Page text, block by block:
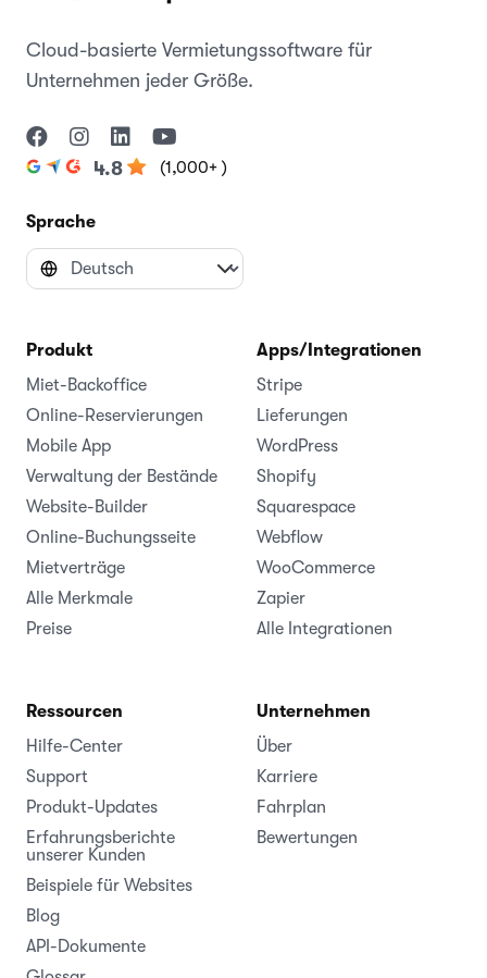
Cloud-basierte Vermietungssoftware für
Unternehmen jeder Größe.
4.8 (1,000+ )
Sprache
Produkt
Miet-Backoffice
Online-Reservierungen
Mobile App
Verwaltung der Bestände
Website-Builder
Online-Buchungsseite
Mietverträge
Alle Merkmale
Preise
Apps/Integrationen
Stripe
Lieferungen
WordPress
Shopify
Squarespace
Webflow
WooCommerce
Zapier
Alle Integrationen
Ressourcen
Hilfe-Center
Support
Produkt-Updates
Erfahrungsberichte
unserer Kunden
Beispiele für Websites
Blog
API-Dokumente
Unternehmen
Über
Karriere
Fahrplan
Bewertungen